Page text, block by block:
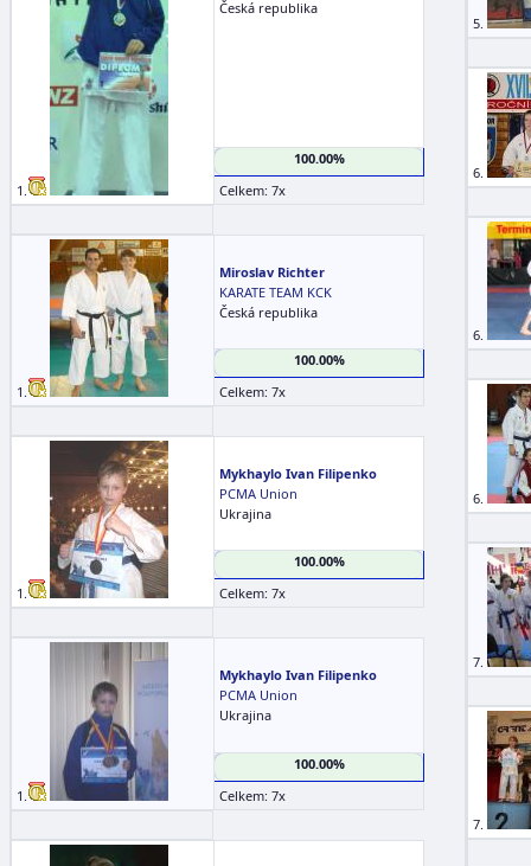
1.
Česká republika
100.00%
Celkem: 7x
1.
Miroslav Richter
KARATE TEAM KCK
Česká republika
100.00%
Celkem: 7x
1.
Mykhaylo Ivan Filipenko
PCMA Union
Ukrajina
100.00%
Celkem: 7x
1.
Mykhaylo Ivan Filipenko
PCMA Union
Ukrajina
100.00%
Celkem: 7x
5.
6.
6.
6.
7.
7.